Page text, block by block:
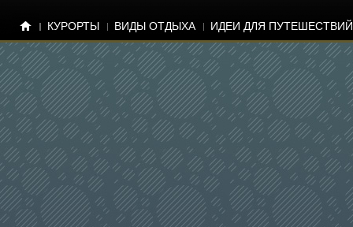
КУРОРТЫ ВИДЫ ОТДЫХА ИДЕИ ДЛЯ ПУТЕШЕСТВИЙ